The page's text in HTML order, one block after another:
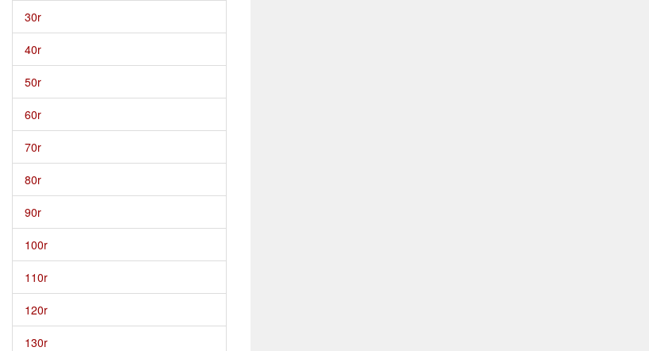
30r
40r
50r
60r
70r
80r
90r
100r
110r
120r
130r